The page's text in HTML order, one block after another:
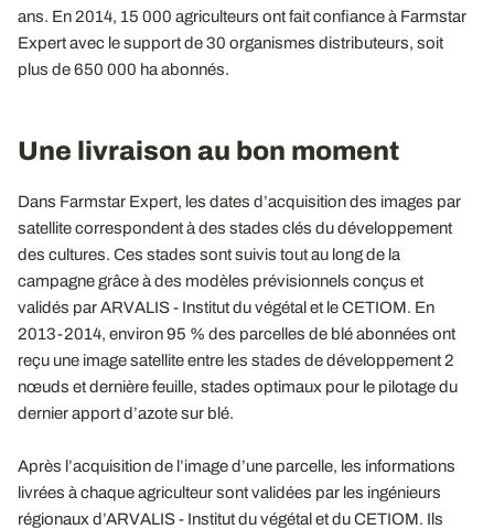
ans. En 2014, 15 000 agriculteurs ont fait confiance à Farmstar
Expert avec le support de 30 organismes distributeurs, soit
plus de 650 000 ha abonnés.
Une livraison au bon moment
Dans Farmstar Expert, les dates d’acquisition des images par
satellite correspondent à des stades clés du développement
des cultures. Ces stades sont suivis tout au long de la
campagne grâce à des modèles prévisionnels conçus et
validés par ARVALIS - Institut du végétal et le CETIOM. En
2013-2014, environ 95 % des parcelles de blé abonnées ont
reçu une image satellite entre les stades de développement 2
nœuds et dernière feuille, stades optimaux pour le pilotage du
dernier apport d’azote sur blé.
Après l’acquisition de l’image d’une parcelle, les informations
livrées à chaque agriculteur sont validées par les ingénieurs
régionaux d’ARVALIS - Institut du végétal et du CETIOM. Ils